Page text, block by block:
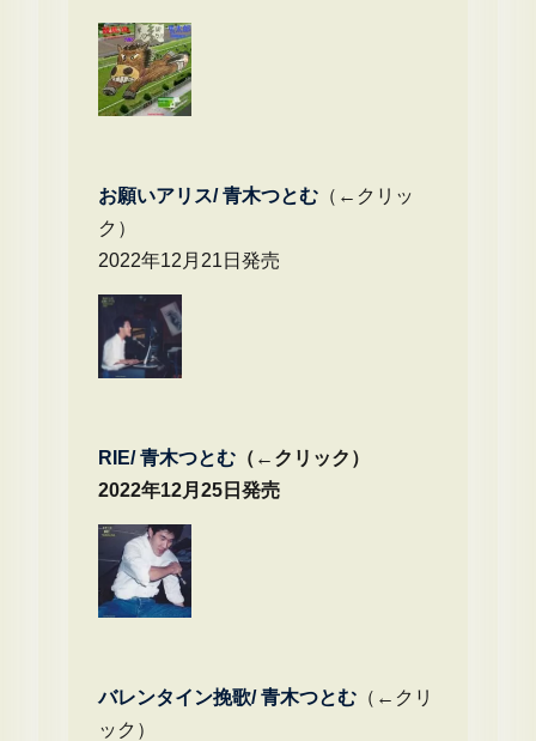
お願いアリス/ 青木つとむ（←クリッ
ク）
2022年12月21日発売
RIE/ 青木つとむ（←クリック）
2022年12月25日発売
バレンタイン挽歌/ 青木つとむ（←クリ
ック）